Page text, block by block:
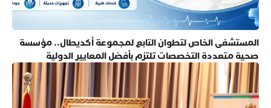
المستشفى الخاص لتطوان التابع لمجموعة أكديطال.. مؤسسة
صحية متعددة التخصصات تلتزم بأفضل المعايير الدولية